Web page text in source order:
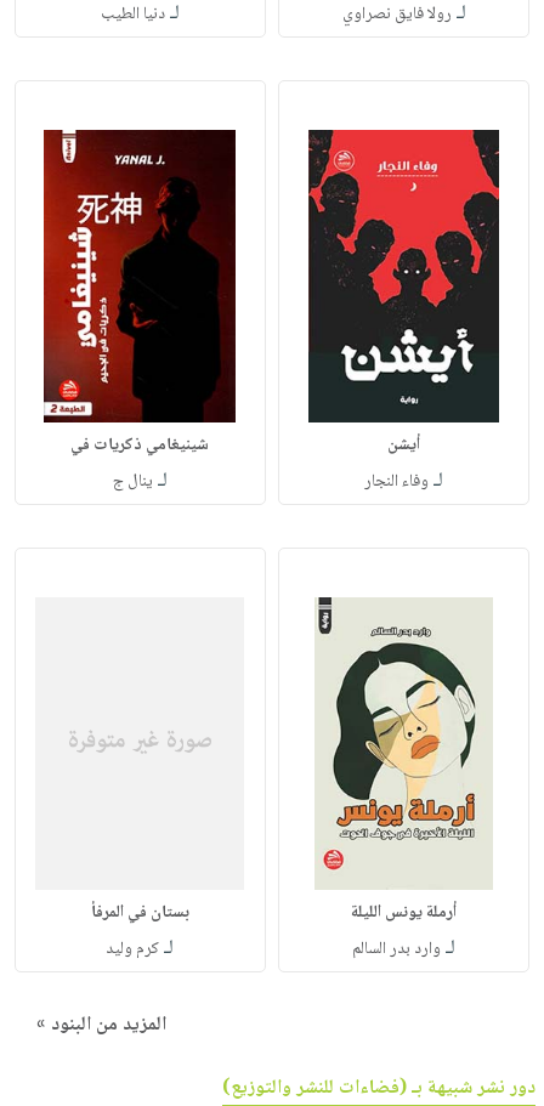
لـ رولا فايق نصراوي لـدنيا الطيب
أيشن
لـ وفاء النجار
شينيغامي ذكريات في
لـ ينال ج
أرملة يونس الليلة
لـ وارد بدر السالم
بستان في المرفأ
لـكرم وليد
المزيد من البنود »
دور نشر شبيهة بـ (فضاءات للنشر والتوزيع)